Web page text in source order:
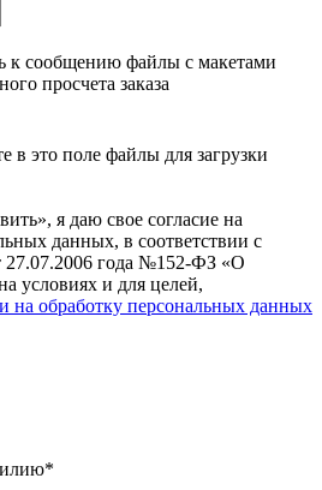
к сообщению файлы с макетами
просчета заказа
в это поле файлы для загрузки
я даю свое согласие на
данных, в соответствии с
27.07.2006 года №152-ФЗ «О
условиях и для целей,
на обработку персональных данных
*